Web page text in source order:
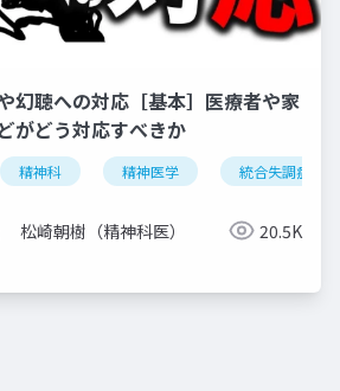
幻聴への対応［基本］医療者や家
がどう対応すべきか
精神科 精神医学 統合失調症
松崎朝樹（精神科医） 20.5K